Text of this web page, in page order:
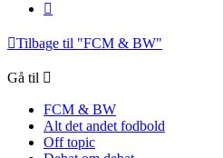
Tilbage til "FCM & BW"
Gå til
FCM & BW
Alt det andet fodbold
Off topic